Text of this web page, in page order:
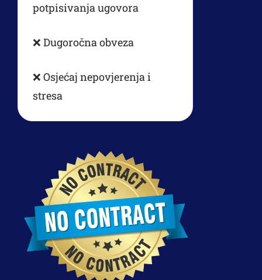
potpisivanja ugovora
❌ Dugoročna obveza
❌ Osjećaj nepovjerenja i
stresa